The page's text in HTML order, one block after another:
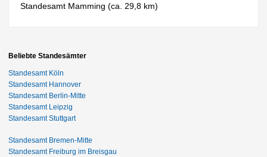
Standesamt Mamming (ca. 29,8 km)
Beliebte Standesämter
Standesamt Köln
Standesamt Hannover
Standesamt Berlin-Mitte
Standesamt Leipzig
Standesamt Stuttgart
Standesamt Bremen-Mitte
Standesamt Freiburg im Breisgau